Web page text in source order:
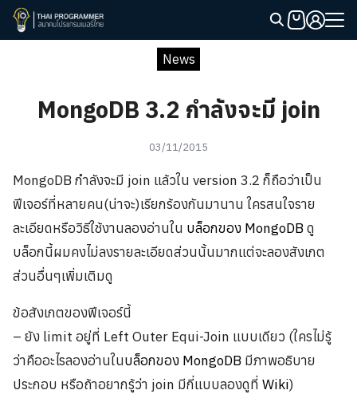
Skip
News
MongoDB 3.2 กำลังจะมี join
03/11/2015
MongoDB กำลังจะมี join แล้วใน version 3.2 ก็ถือว่าเป็น
ฟีเจอร์ที่หลายคน(น่าจะ)เรียกร้องกันมานาน ใครสนใจราย
ละเอียดหรือวิธีใช้งานลองอ่านใน บล็อกของ MongoDBดู
บล็อกนี้ผมคงไม่ลงรายละเอียดส่วนนั้นมากแต่จะลองสังเกต
ส่วนอื่นๆเพิ่มเติมดู
ข้อสังเกตของฟีเจอร์นี้
– ยัง limit อยู่ที่ Left Outer Equi-Join แบบเดียว (ใครไม่รู้
ว่าคืออะไรลองอ่านในบล็อกของ MongoDB มีภาพอธิบาย
ประกอบ หรือถ้าอยากรู้ว่า join มีกี่แบบลองดูที่ Wiki)